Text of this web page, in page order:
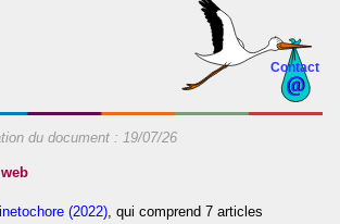
Contact
du document : 19/07/26
(2022) , qui comprend 7 articles